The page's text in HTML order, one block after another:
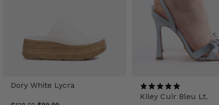
Dory White Lycra
Kiley Cuir Bleu Lt.